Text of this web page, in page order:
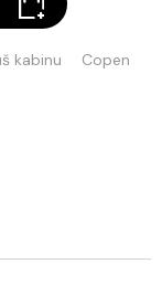
kabinu Copen